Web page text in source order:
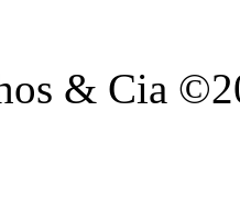
& Cia